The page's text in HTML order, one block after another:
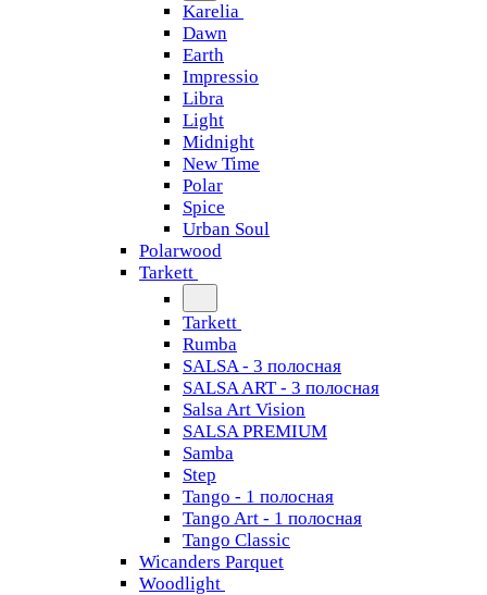
Karelia
Dawn
Earth
Impressio
Libra
Light
Midnight
New Time
Polar
Spice
Urban Soul
Polarwood
Tarkett
Tarkett
Rumba
SALSA - 3 полосная
SALSA ART - 3 полосная
Salsa Art Vision
SALSA PREMIUM
Samba
Step
Tango - 1 полосная
Tango Art - 1 полосная
Tango Classiс
Wicanders Parquet
Woodlight